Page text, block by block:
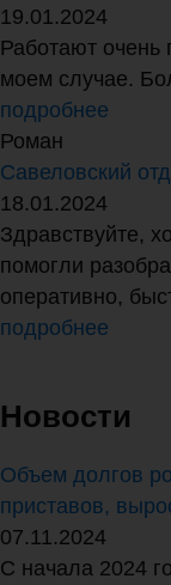
19.01.2024
Работают
моем случае.
подробнее
Роман
Савеловский
18.01.2024
Здравствуйте,
помогли
оперативно,
подробнее
Новости
Объем долгов
приставов,
07.11.2024
С начала 2024